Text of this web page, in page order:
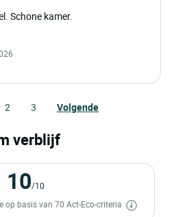
Schone kamer.
2 3 Volgende
verblijf
10/10
op basis van 70 Act-Eco-criteria